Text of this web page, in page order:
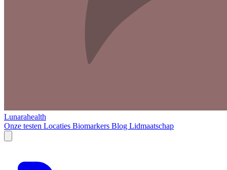
Lunarahealth
Onze testen Locaties Biomarkers Blog Lidmaatschap